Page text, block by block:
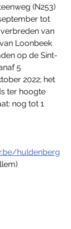
(N253)
tot
van
Loonbeek
op de Sint-
5
2022; het
ter hoogte
nog tot 1
huldenberg